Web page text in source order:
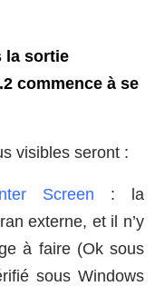
la sortie
commence à se
visibles seront :
Screen : la
externe, et il n’y
à faire (Ok sous
sous Windows